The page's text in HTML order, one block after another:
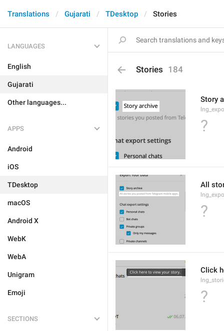
Translations Gujarati TDesktop Stories
LANGUAGES
English
Gujarati
Other languages...
APPS
Android
iOS
TDesktop
macOS
Android X
WebK
WebA
Unigram
Emoji
SECTIONS
Stories 184
Story
?
All
?
Click
?